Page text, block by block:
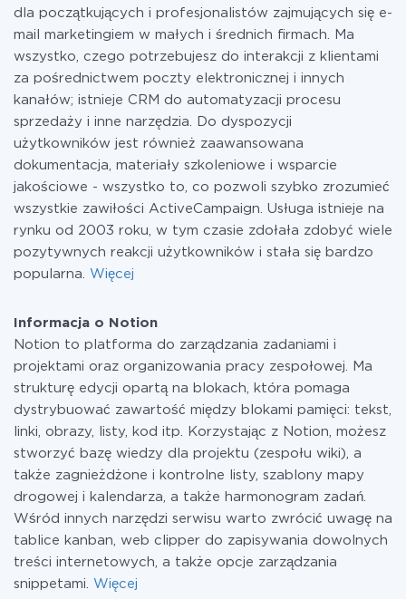
dla początkujących i profesjonalistów zajmujących się e-
mail marketingiem w małych i średnich firmach. Ma
wszystko, czego potrzebujesz do interakcji z klientami
za pośrednictwem poczty elektronicznej i innych
kanałów; istnieje CRM do automatyzacji procesu
sprzedaży i inne narzędzia. Do dyspozycji
użytkowników jest również zaawansowana
dokumentacja, materiały szkoleniowe i wsparcie
jakościowe - wszystko to, co pozwoli szybko zrozumieć
wszystkie zawiłości ActiveCampaign. Usługa istnieje na
rynku od 2003 roku, w tym czasie zdołała zdobyć wiele
pozytywnych reakcji użytkowników i stała się bardzo
popularna. Więcej
Informacja o Notion
Notion to platforma do zarządzania zadaniami i
projektami oraz organizowania pracy zespołowej. Ma
strukturę edycji opartą na blokach, która pomaga
dystrybuować zawartość między blokami pamięci: tekst,
linki, obrazy, listy, kod itp. Korzystając z Notion, możesz
stworzyć bazę wiedzy dla projektu (zespołu wiki), a
także zagnieżdżone i kontrolne listy, szablony mapy
drogowej i kalendarza, a także harmonogram zadań.
Wśród innych narzędzi serwisu warto zwrócić uwagę na
tablice kanban, web clipper do zapisywania dowolnych
treści internetowych, a także opcje zarządzania
snippetami. Więcej